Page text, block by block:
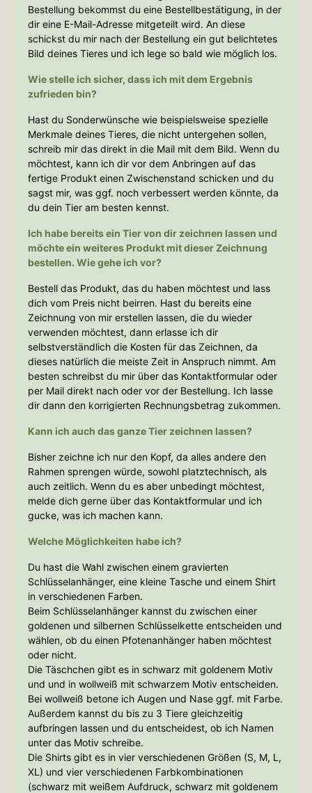
übernommen.
Bestellung bekommst du eine Bestellbestätigung, in der
dir eine E-Mail-Adresse mitgeteilt wird. An diese
schickst du mir nach der Bestellung ein gut belichtetes
Bild deines Tieres und ich lege so bald wie möglich los.
Wie stelle ich sicher, dass ich mit dem Ergebnis
zufrieden bin?
Hast du Sonderwünsche wie beispielsweise spezielle
Merkmale deines Tieres, die nicht untergehen sollen,
schreib mir das direkt in die Mail mit dem Bild. Wenn du
möchtest, kann ich dir vor dem Anbringen auf das
fertige Produkt einen Zwischenstand schicken und du
sagst mir, was ggf. noch verbessert werden könnte, da
du dein Tier am besten kennst.
Ich habe bereits ein Tier von dir zeichnen lassen und
möchte ein weiteres Produkt mit dieser Zeichnung
bestellen. Wie gehe ich vor?
Bestell das Produkt, das du haben möchtest und lass
dich vom Preis nicht beirren. Hast du bereits eine
Zeichnung von mir erstellen lassen, die du wieder
verwenden möchtest, dann erlasse ich dir
selbstverständlich die Kosten für das Zeichnen, da
dieses natürlich die meiste Zeit in Anspruch nimmt. Am
besten schreibst du mir über das Kontaktformular oder
per Mail direkt nach oder vor der Bestellung. Ich lasse
dir dann den korrigierten Rechnungsbetrag zukommen.
Kann ich auch das ganze Tier zeichnen lassen?
Bisher zeichne ich nur den Kopf, da alles andere den
Rahmen sprengen würde, sowohl platztechnisch, als
auch zeitlich. Wenn du es aber unbedingt möchtest,
melde dich gerne über das Kontaktformular und ich
gucke, was ich machen kann.
Welche Möglichkeiten habe ich?
Du hast die Wahl zwischen einem gravierten
Schlüsselanhänger, eine kleine Tasche und einem Shirt
in verschiedenen Farben.
Beim Schlüsselanhänger kannst du zwischen einer
goldenen und silbernen Schlüsselkette entscheiden und
wählen, ob du einen Pfotenanhänger haben möchtest
oder nicht.
Die Täschchen gibt es in schwarz mit goldenem Motiv
und und in wollweiß mit schwarzem Motiv entscheiden.
Bei wollweiß betone ich Augen und Nase ggf. mit Farbe.
Außerdem kannst du bis zu 3 Tiere gleichzeitig
aufbringen lassen und du entscheidest, ob ich Namen
unter das Motiv schreibe.
Die Shirts gibt es in vier verschiedenen Größen (S, M, L,
XL) und vier verschiedenen Farbkombinationen
(schwarz mit weißem Aufdruck, schwarz mit goldenem